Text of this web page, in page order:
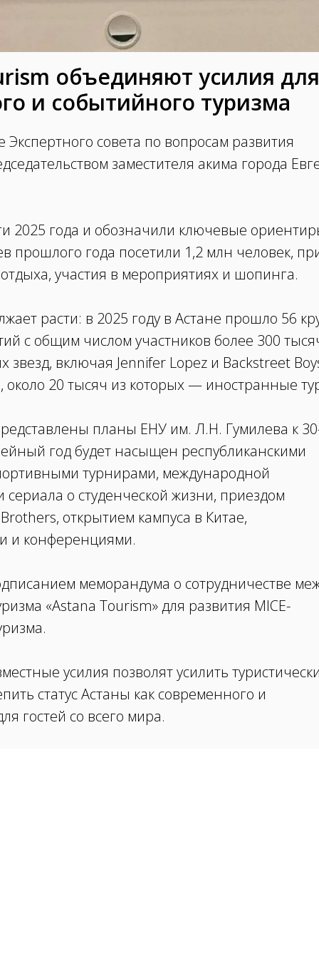
объединяют усилия для
и событийного туризма
совета по вопросам развития
заместителя акима города
2025 года и обозначили ключевые
прошлого года посетили 1,2 млн человек,
участия в мероприятиях и шопинга.
расти: в 2025 году в Астане прошло 56
с общим числом участников более 300
включая Jennifer Lopez и Backstreet
около 20 тысяч из которых — иностранные
планы ЕНУ им. Л.Н. Гумилева к
год будет насыщен республиканскими
турнирами, международной
сериала о студенческой жизни, приездом
открытием кампуса в Китае,
и конференциями.
меморандума о сотрудничестве
«Astana Tourism» для развития MICE-
усилия позволят усилить
статус Астаны как современного и
гостей со всего мира.